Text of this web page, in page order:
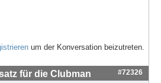
um der Konversation beizutreten.
für die Clubman #72326